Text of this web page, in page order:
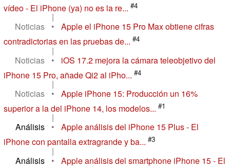
vídeo - El iPhone (ya) no es la re... #4
|
Noticias
•
Apple el iPhone 15 Pro Max obtiene cifras
contradictorias en las pruebas de... #4
|
Noticias
•
iOS 17.2 mejora la cámara teleobjetivo del
iPhone 15 Pro, añade Qi2 al iPho... #4
|
Noticias
•
Apple iPhone 15: Producción un 16%
superior a la del iPhone 14, los modelos... #1
|
Análisis
•
Apple análisis del iPhone 15 Plus - El
iPhone con pantalla extragrande y ba... #3
|
Análisis
•
Apple análisis del smartphone iPhone 15 - El